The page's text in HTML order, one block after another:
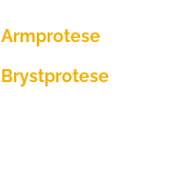
Armprotese
Brystprotese